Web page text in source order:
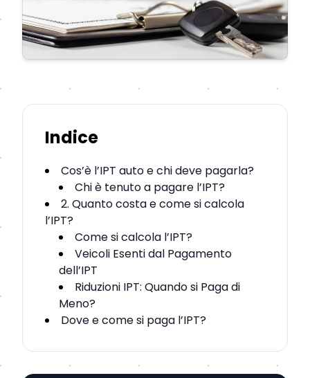
Indice
Cos’è l’IPT auto e chi deve pagarla?
Chi è tenuto a pagare l’IPT?
2. Quanto costa e come si calcola
l’IPT?
Come si calcola l’IPT?
Veicoli Esenti dal Pagamento
dell’IPT
Riduzioni IPT: Quando si Paga di
Meno?
Dove e come si paga l’IPT?